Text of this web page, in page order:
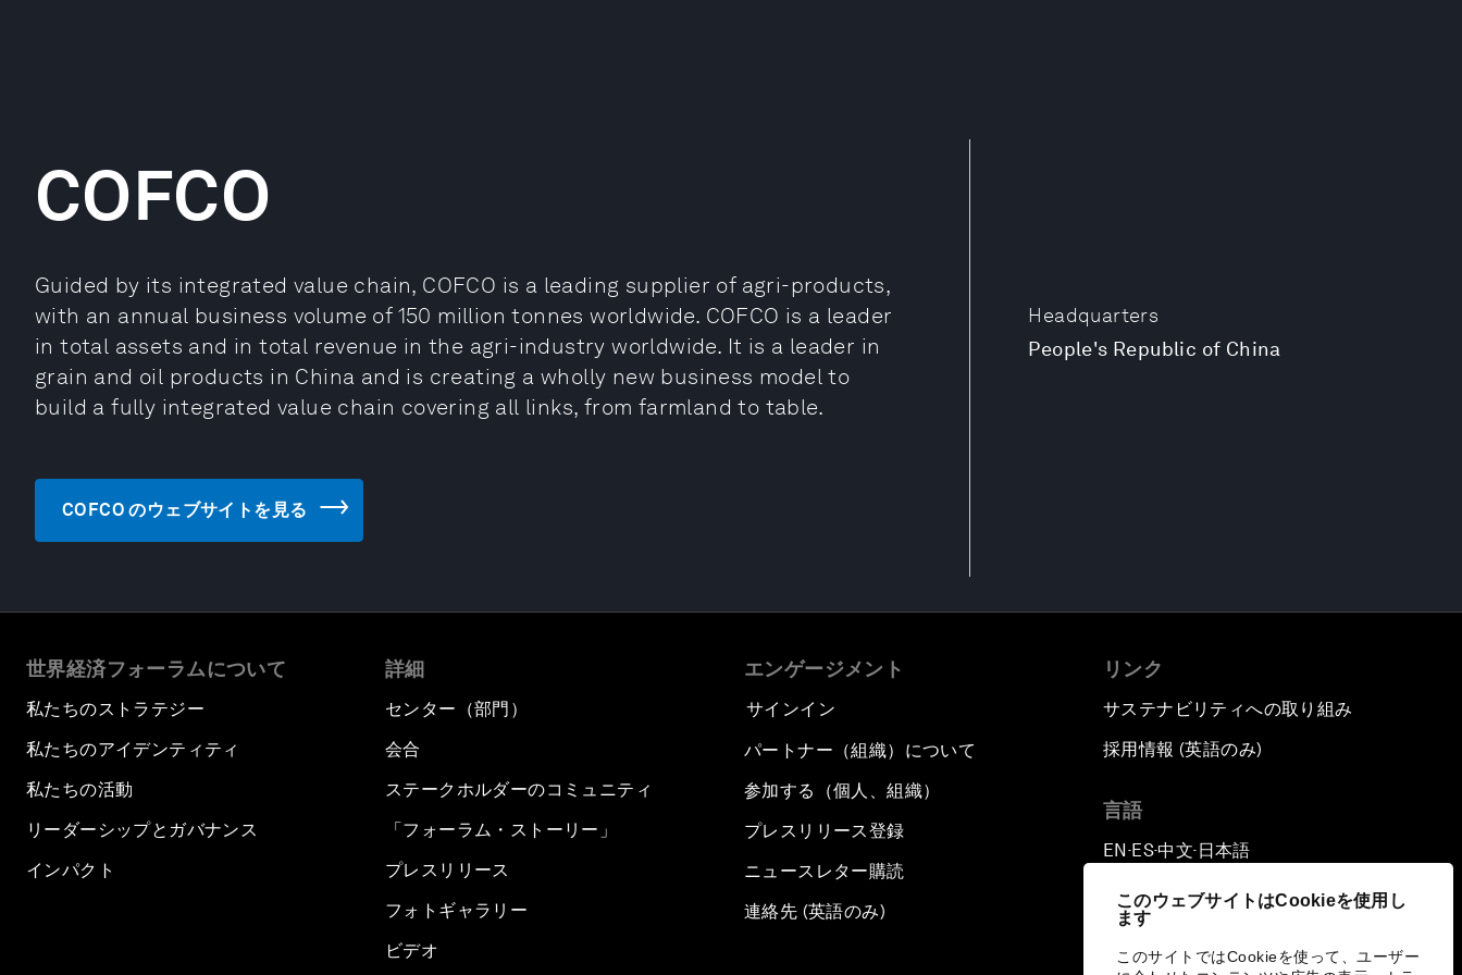
このウェブサイトはCookieを使用し
ます
このサイトではCookieを使って、ユーザー
Headquarters
People's Republic of China
COFCO
Guided by its integrated value chain, COFCO is a leading supplier of agri-products,
with an annual business volume of 150 million tonnes worldwide. COFCO is a leader
in total assets and in total revenue in the agri-industry worldwide. It is a leader in
grain and oil products in China and is creating a wholly new business model to
build a fully integrated value chain covering all links, from farmland to table.
COFCO のウェブサイトを見る
世界経済フォーラムについて
私たちのストラテジー
私たちのアイデンティティ
私たちの活動
リーダーシップとガバナンス
インパクト
詳細
センター（部門）
会合
ステークホルダーのコミュニティ
「フォーラム・ストーリー」
プレスリリース
フォトギャラリー
ビデオ
エンゲージメント
サインイン
パートナー（組織）について
参加する（個人、組織）
プレスリリース登録
ニュースレター購読
連絡先 (英語のみ)
リンク
サステナビリティへの取り組み
採用情報 (英語のみ)
言語
EN ▪ES▪中文▪ 日本語